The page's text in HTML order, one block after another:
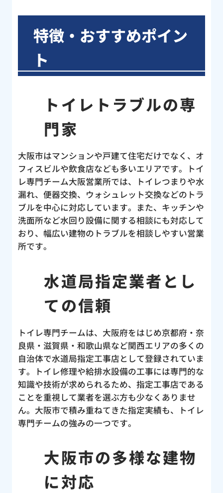
特徴・おすすめポイン
ト
トイレトラブルの専
門家
大阪市はマンションや戸建て住宅だけでなく、オ
フィスビルや飲食店なども多いエリアです。トイ
レ専門チーム大阪営業所では、トイレつまりや水
漏れ、便器交換、ウォシュレット交換などのトラ
ブルを中心に対応しています。また、キッチンや
洗面所など水回り設備に関する相談にも対応して
おり、幅広い建物のトラブルを相談しやすい営業
所です。
水道局指定業者とし
ての信頼
トイレ専門チームは、大阪府をはじめ京都府・奈
良県・滋賀県・和歌山県など関西エリアの多くの
自治体で水道局指定工事店として登録されていま
す。トイレ修理や給排水設備の工事には専門的な
知識や技術が求められるため、指定工事店である
ことを重視して業者を選ぶ方も少なくありませ
ん。大阪市で積み重ねてきた指定実績も、トイレ
専門チームの強みの一つです。
大阪市の多様な建物
に対応